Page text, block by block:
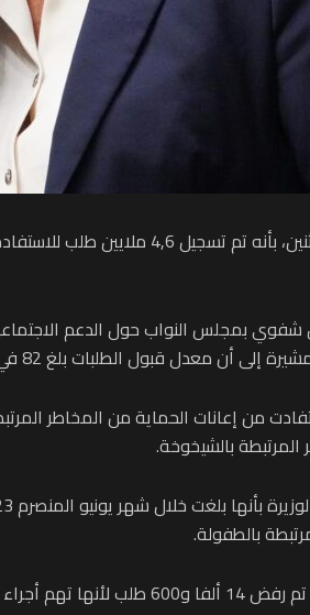
أفادت وزيرة الاقتصاد والمالية،
المرتبطة بالشيخوخة.
بالطفولة.
التكافل العائلي.